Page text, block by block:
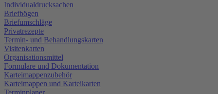
Individualdrucksachen
Briefbögen
Briefumschläge
Privatrezepte
Termin- und Behandlungskarten
Visitenkarten
Organisationsmittel
Formulare und Dokumentation
Karteimappenzubehör
Karteimappen und Karteikarten
Terminplaner